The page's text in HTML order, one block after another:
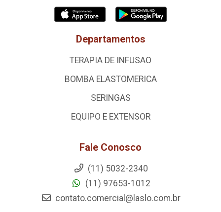
Departamentos
TERAPIA DE INFUSAO
BOMBA ELASTOMERICA
SERINGAS
EQUIPO E EXTENSOR
Fale Conosco
(11) 5032-2340
(11) 97653-1012
contato.comercial@laslo.com.br